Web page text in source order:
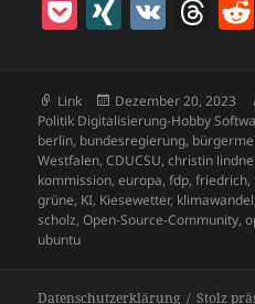
c
b
o
o
k
to
o
n
es
y
P
k
et
X
G
V T
a
d
s
Format
Link
Veröffentlicht
am
Dezember 20, 2023
Politik Digitalisierung-Hobby
berlin, bundesregierung,
Westfalen,CDUCSU,christin
kommission,europa,fdp,friedrich,
grüne, KI, Kiesewetter, klimawandel
scholz,Open-Source-Community,
ubuntu
Datenschutzerklärung Stolz